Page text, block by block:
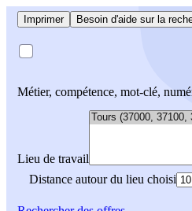
Imprimer Besoin d'aide sur la
Métier, compétence, mot-clé,
Lieu de travail
Distance autour du lieu choisi